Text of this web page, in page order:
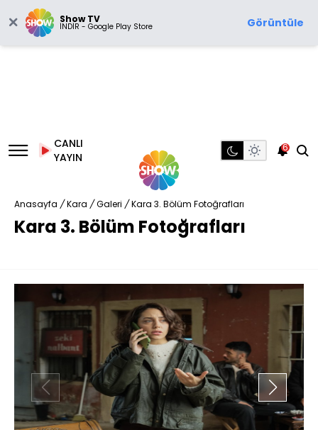
Show TV
İNDİR - Google Play Store Görüntüle
CANLI
YAYIN
6
Anasayfa / Kara / Galeri / Kara 3. Bölüm Fotoğrafları
Kara 3. Bölüm Fotoğrafları